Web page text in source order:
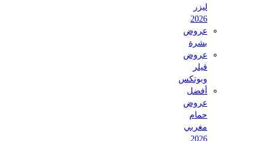
عروض
بشرة
عروض
وبوتكس
أفضل
عروض
حمام
مغربي